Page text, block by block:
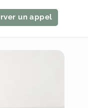
un appel